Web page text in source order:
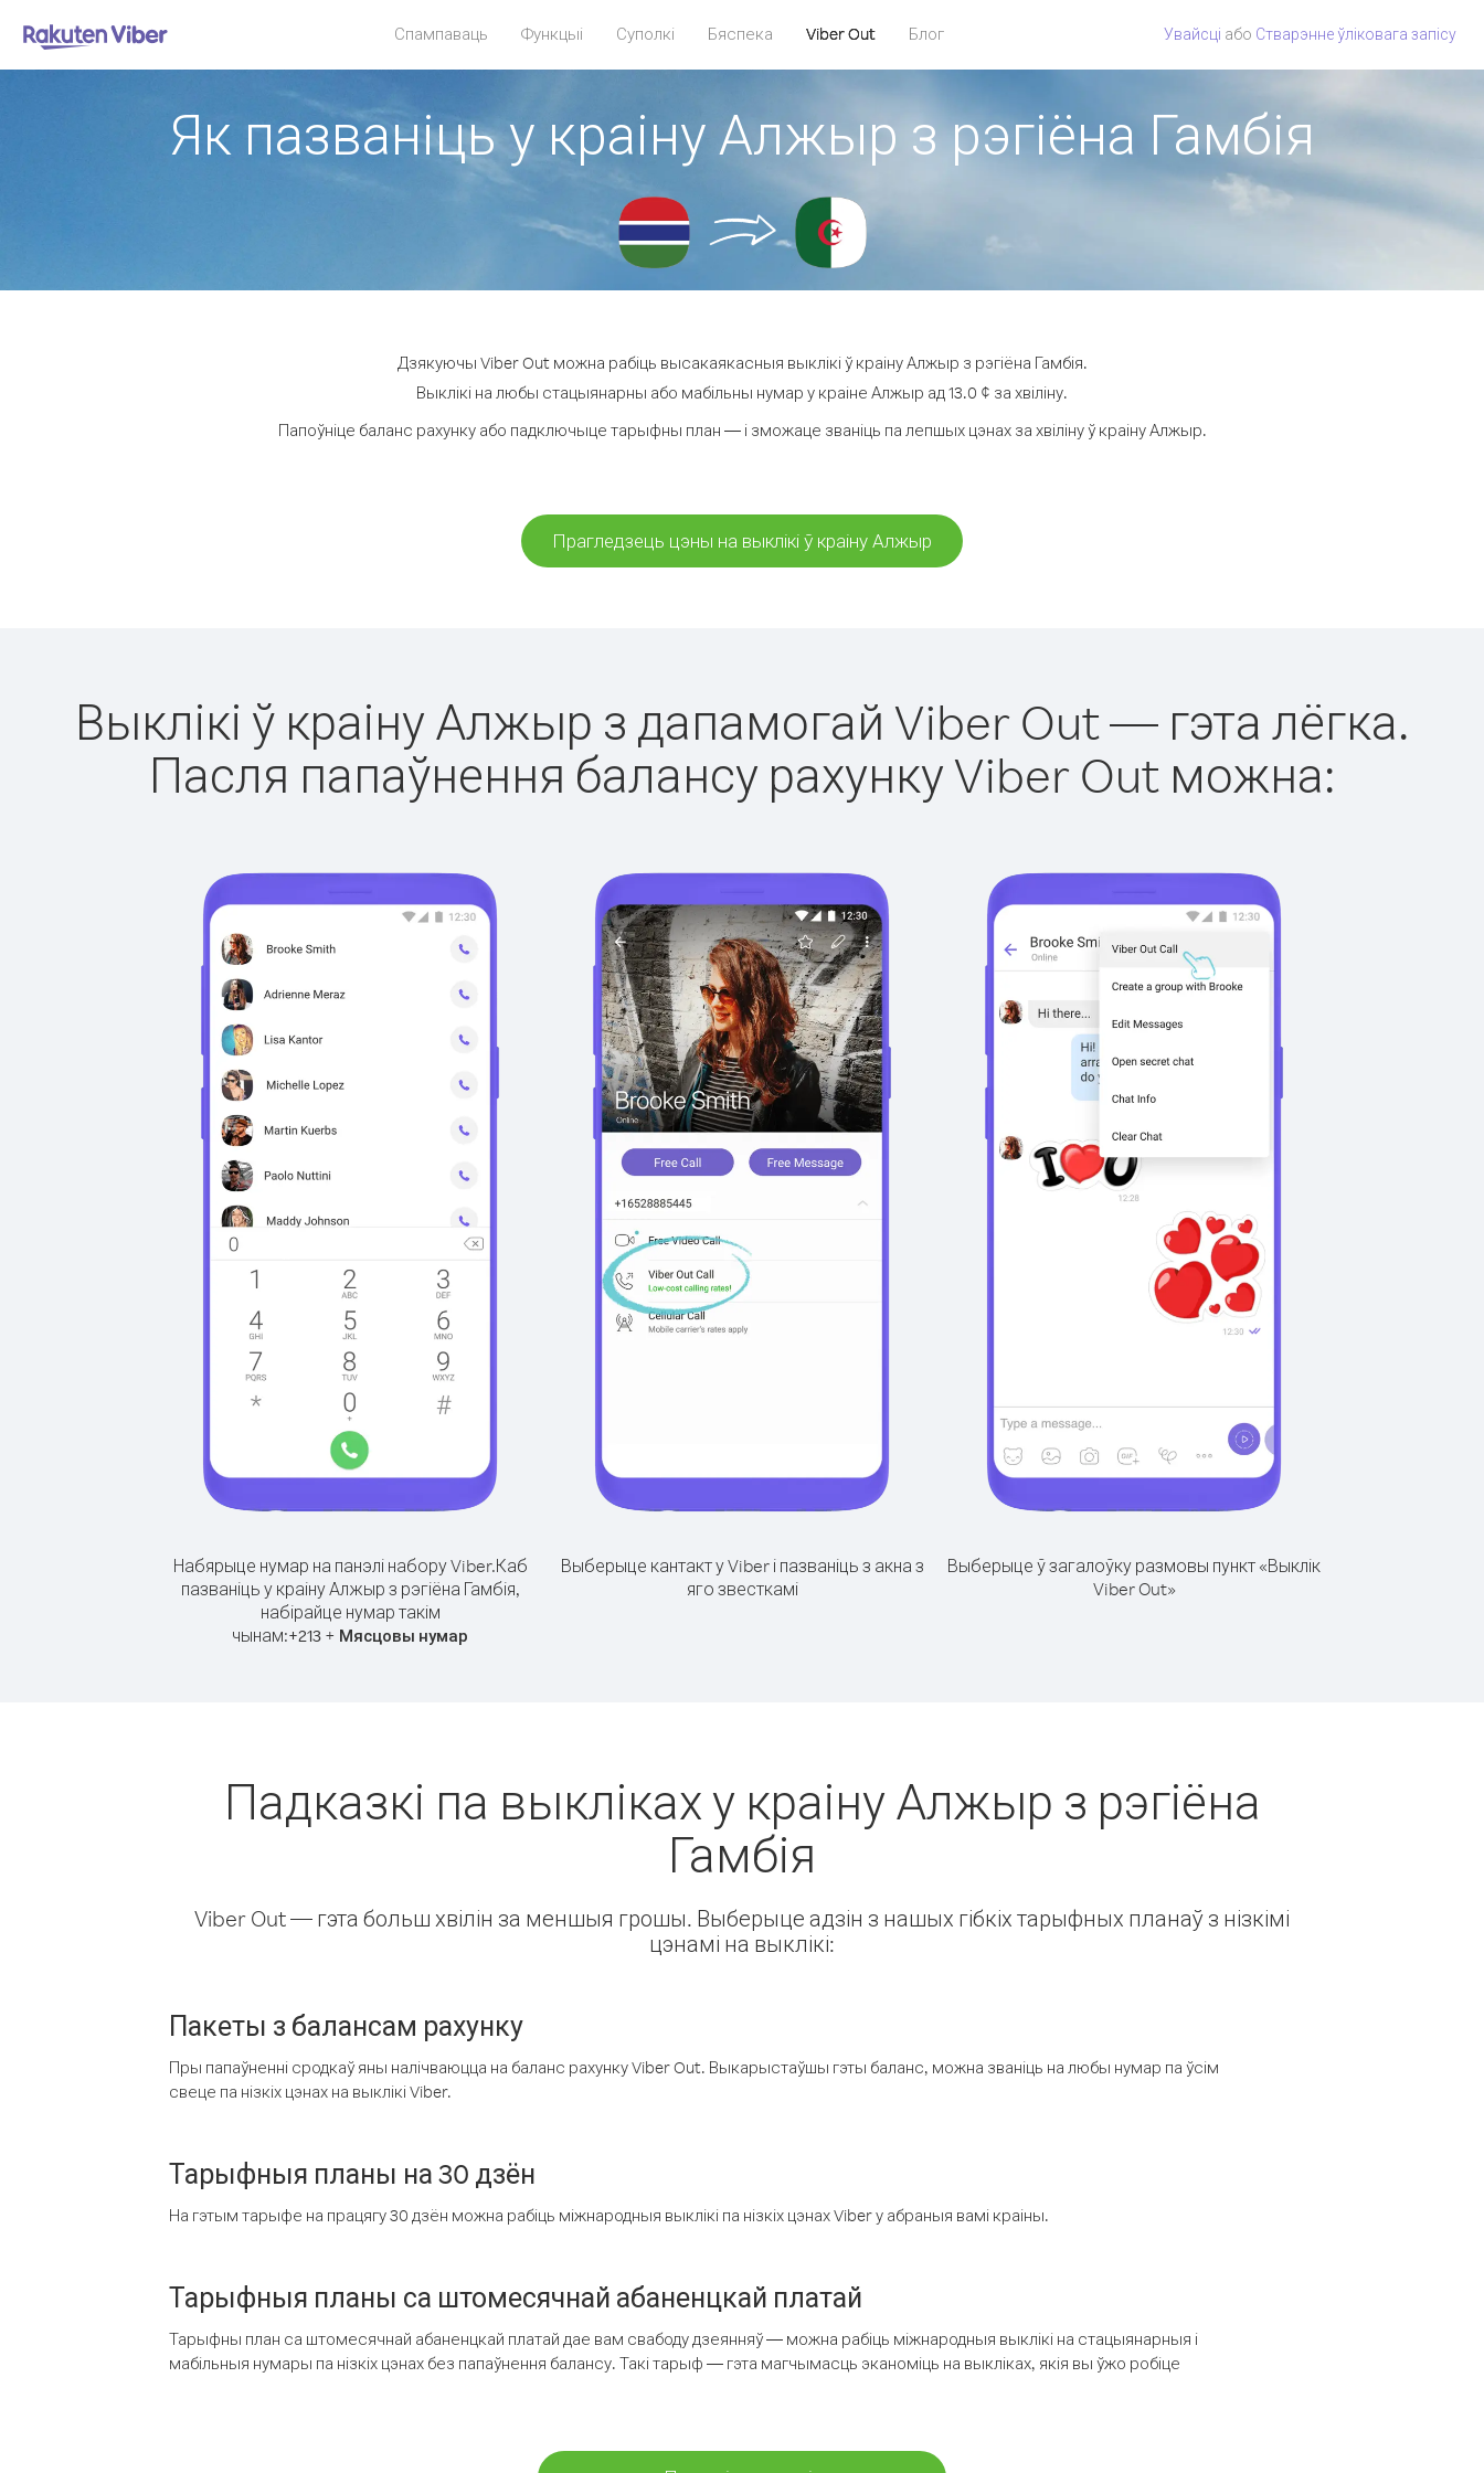
Спампаваць Функцыі Суполкі Бяспека Viber Out Блог Увайсці або Стварэнне ўліковага запісу
Як пазваніць у краіну Алжыр з рэгіёна Гамбія
Дзякуючы Viber Out можна рабіць высакаякасныя выклікі ў краіну Алжыр з рэгіёна Гамбія.
Выклікі на любы стацыянарны або мабільны нумар у краіне Алжыр ад 13.0 ¢ за хвіліну.
Папоўніце баланс рахунку або падключыце тарыфны план — і зможаце званіць па лепшых цэнах за хвіліну ў краіну Алжыр.
Прагледзець цэны на выклікі ў краіну Алжыр
Выклікі ў краіну Алжыр з дапамогай Viber Out — гэта лёгка.
Пасля папаўнення балансу рахунку Viber Out можна:
Набярыце нумар на панэлі набору Viber.Каб
пазваніць у краіну Алжыр з рэгіёна Гамбія,
набірайце нумар такім
чынам:+213 + Мясцовы нумар
Выберыце кантакт у Viber і пазваніць з акна з
яго звесткамі
Выберыце ў загалоўку размовы пункт «Выклік
Viber Out»
Падказкі па выкліках у краіну Алжыр з рэгіёна
Гамбія
Viber Out — гэта больш хвілін за меншыя грошы. Выберыце адзін з нашых гібкіх тарыфных планаў з нізкімі
цэнамі на выклікі:
Пакеты з балансам рахунку
Пры папаўненні сродкаў яны налічваюцца на баланс рахунку Viber Out. Выкарыстаўшы гэты баланс, можна званіць на любы нумар па ўсім
свеце па нізкіх цэнах на выклікі Viber.
Тарыфныя планы на 30 дзён
На гэтым тарыфе на працягу 30 дзён можна рабіць міжнародныя выклікі па нізкіх цэнах Viber у абраныя вамі краіны.
Тарыфныя планы са штомесячнай абаненцкай платай
Тарыфны план са штомесячнай абаненцкай платай дае вам свабоду дзеянняў — можна рабіць міжнародныя выклікі на стацыянарныя і
мабільныя нумары па нізкіх цэнах без папаўнення балансу. Такі тарыф — гэта магчымасць эканоміць на выкліках, якія вы ўжо робіце